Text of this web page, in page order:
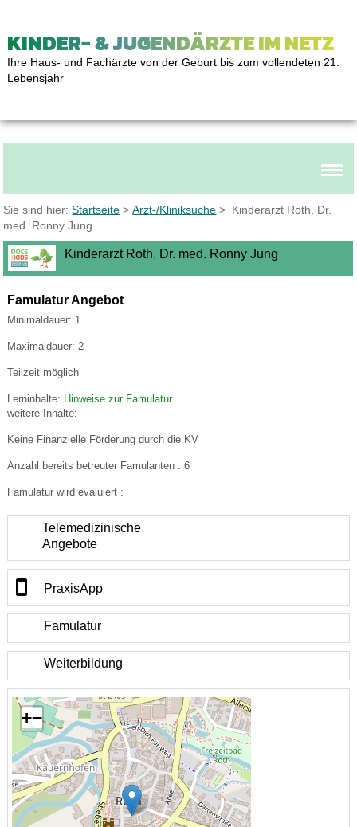
KINDER- & JUGENDÄRZTE IM NETZ
Ihre Haus- und Fachärzte von der Geburt bis zum vollendeten 21.
Lebensjahr
Sie sind hier:Startseite >Arzt-/Kliniksuche > Kinderarzt Roth, Dr.
med. Ronny Jung
Kinderarzt Roth, Dr. med. Ronny Jung
Famulatur Angebot
Minimaldauer: 1
Maximaldauer: 2
Teilzeit möglich
Lerninhalte: Hinweise zur Famulatur
weitere Inhalte:
Keine Finanzielle Förderung durch die KV
Anzahl bereits betreuter Famulanten : 6
Famulatur wird evaluiert :
Telemedizinische
Angebote
PraxisApp
Famulatur
Weiterbildung
+−